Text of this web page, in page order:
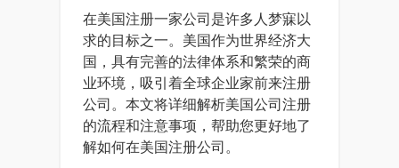
在美国注册一家公司是许多人梦寐以
求的目标之一。美国作为世界经济大
国，具有完善的法律体系和繁荣的商
业环境，吸引着全球企业家前来注册
公司。本文将详细解析美国公司注册
的流程和注意事项，帮助您更好地了
解如何在美国注册公司。